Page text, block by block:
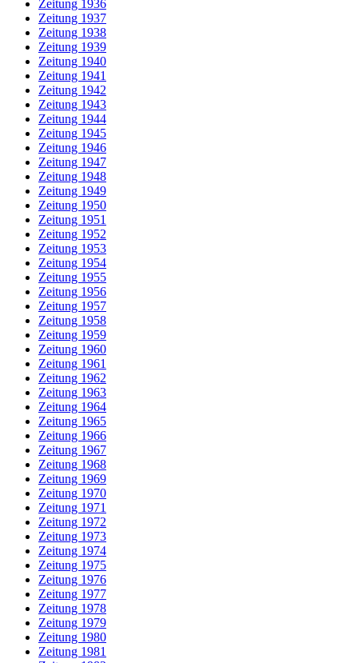
Zeitung 1936
Zeitung 1937
Zeitung 1938
Zeitung 1939
Zeitung 1940
Zeitung 1941
Zeitung 1942
Zeitung 1943
Zeitung 1944
Zeitung 1945
Zeitung 1946
Zeitung 1947
Zeitung 1948
Zeitung 1949
Zeitung 1950
Zeitung 1951
Zeitung 1952
Zeitung 1953
Zeitung 1954
Zeitung 1955
Zeitung 1956
Zeitung 1957
Zeitung 1958
Zeitung 1959
Zeitung 1960
Zeitung 1961
Zeitung 1962
Zeitung 1963
Zeitung 1964
Zeitung 1965
Zeitung 1966
Zeitung 1967
Zeitung 1968
Zeitung 1969
Zeitung 1970
Zeitung 1971
Zeitung 1972
Zeitung 1973
Zeitung 1974
Zeitung 1975
Zeitung 1976
Zeitung 1977
Zeitung 1978
Zeitung 1979
Zeitung 1980
Zeitung 1981